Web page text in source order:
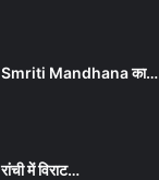
Smriti Mandhana का…
रांची में विराट…